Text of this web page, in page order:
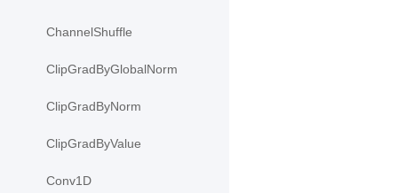
ChannelShuffle
ClipGradByGlobalNorm
ClipGradByNorm
ClipGradByValue
Conv1D